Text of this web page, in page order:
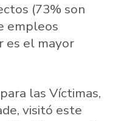
(73% son
empleos
es el mayor
las Víctimas,
visitó este